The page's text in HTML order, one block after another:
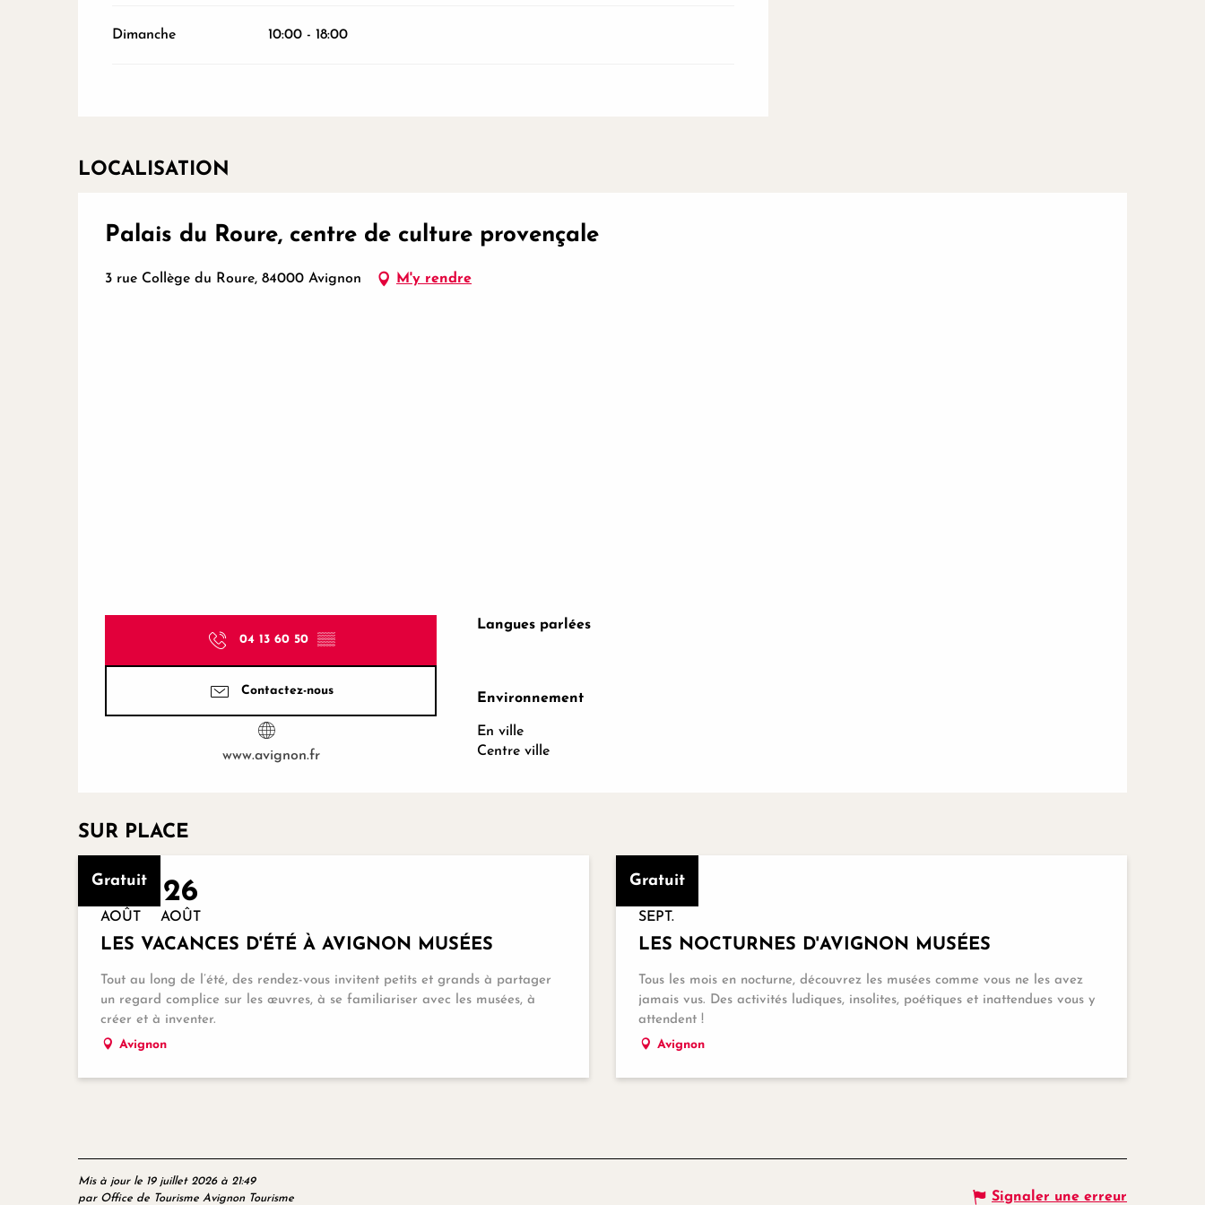
Dimanche 10:00 - 18:00
LOCALISATION
Palais du Roure, centre de culture provençale
3 rue Collège du Roure, 84000 Avignon M'y rendre
04 13 60 50 ▒▒
Contactez-nous
www.avignon.fr
Langues parlées
Langues parlées
Environnement
Environnement
En ville
Centre ville
SUR PLACE
Gratuit
4
AOÛT
26
AOÛT
LES VACANCES D'ÉTÉ À AVIGNON MUSÉES
Tout au long de l’été, des rendez-vous invitent petits et grands à partager
un regard complice sur les œuvres, à se familiariser avec les musées, à
créer et à inventer.
Avignon
Gratuit
17
SEPT.
LES NOCTURNES D'AVIGNON MUSÉES
Tous les mois en nocturne, découvrez les musées comme vous ne les avez
jamais vus. Des activités ludiques, insolites, poétiques et inattendues vous y
attendent !
Avignon
Mis à jour le 19 juillet 2026 à 21:49
par Office de Tourisme Avignon Tourisme
Signaler une erreur